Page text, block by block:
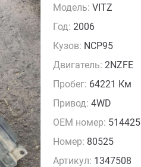
Модель: VITZ
Год: 2006
Кузов: NCP95
Двигатель: 2NZFE
Пробег: 64221 Км
Привод: 4WD
OEM номер:
Номер: 80525
Артикул: 1347508